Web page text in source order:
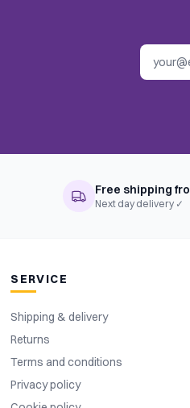
Free shipping
Next day delivery ✓
SERVICE
Shipping & delivery
Returns
Terms and conditions
Privacy policy